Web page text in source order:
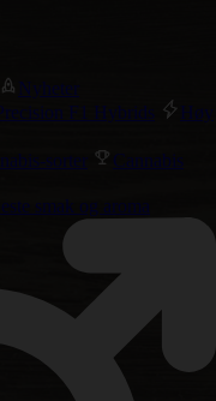
Nyheter
Precision F1 Hybrids
Høy
sorter
Cannabis
smak og aroma